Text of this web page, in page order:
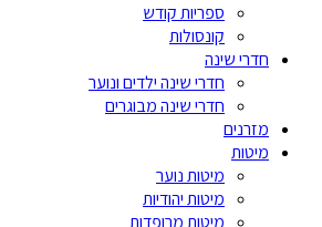
ספריות קודש
קונסולות
חדרי שינה
חדרי שינה ילדים ונוער
חדרי שינה מבוגרים
מזרנים
מיטות
מיטות נוער
מיטות יהודיות
מיטות מרופדות